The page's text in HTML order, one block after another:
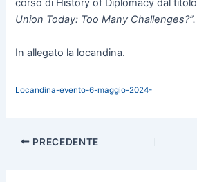
corso di History of Diplomacy dal titolo
Union Today: Too Many Challenges?”.
In allegato la locandina.
Locandina-evento-6-maggio-2024-
PRECEDENTE